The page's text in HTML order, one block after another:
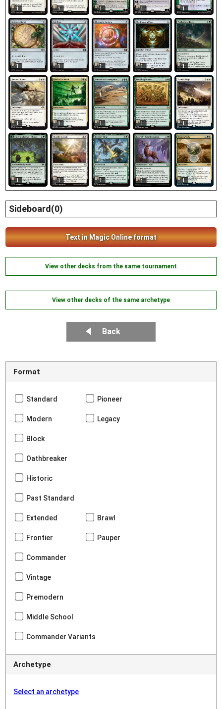
1 1 1 1 1
1 1 1 1 1
1 1 1 1 1
1 1 1 1 1
Sideboard(0)
Text in Magic Online format
View other decks from the same tournament
View other decks of the same archetype
Back
Format
Standard Pioneer
Modern Legacy
Block
Oathbreaker
Historic
Past Standard
Extended Brawl
Frontier Pauper
Commander
Vintage
Premodern
Middle School
Commander Variants
Archetype
Select an archetype